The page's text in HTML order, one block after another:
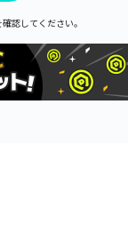
認してください。